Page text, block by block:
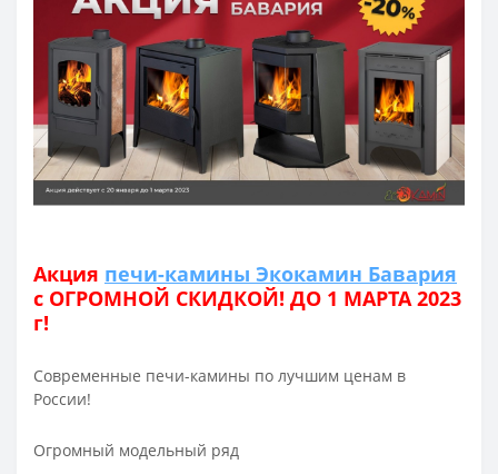
Акция печи-камины Экокамин Бавария
с ОГРОМНОЙ СКИДКОЙ! ДО 1 МАРТА 2023
г!
Современные печи-камины по лучшим ценам в
России!
Огромный модельный ряд